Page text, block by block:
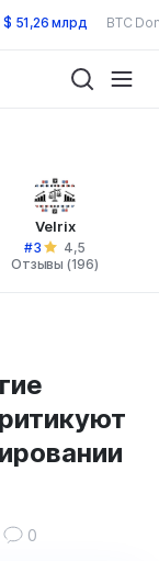
$ 51,26 млрд BTC
Velrix
#3
4,5
Отзывы (196)
0